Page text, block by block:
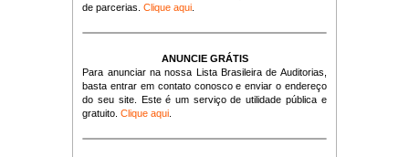
de parcerias.Clique aqui
ANUNCIE GRÁTIS
Para anunciar na nossa Lista Brasileira de Auditorias,
basta entrar em contato conosco e enviar o endereço
do seu site. Este é um serviço de utilidade pública e
gratuito.Clique aqui